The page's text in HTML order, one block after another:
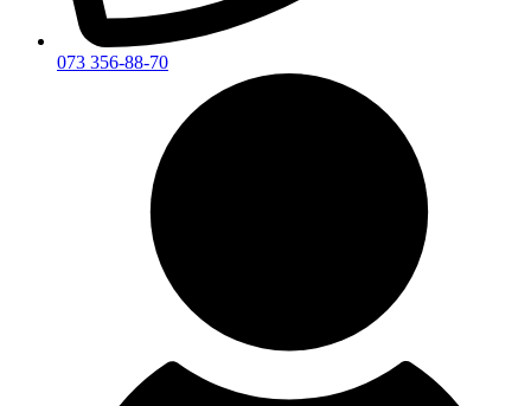
073 356-88-70